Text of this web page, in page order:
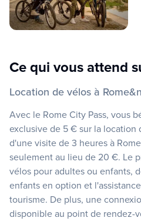
Ce qui vous attend
Location de vélos à
Avec le Rome City Pass, vous
exclusive de 5 € sur la
d'une visite de 3 heures à
seulement au lieu de 20 €. Le
vélos pour adultes ou enfants,
enfants en option et
tourisme. De plus, une
disponible au point de rendez-